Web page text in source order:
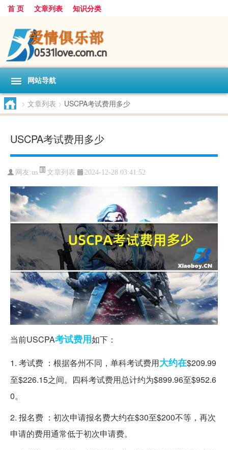
首 页 文章列表 知识分类
网站导航
> 文章列表 > USCPA考试费用多少
USCPA考试费用多少
网友:us 文章列表 2024-12-28 03:41:52
当前USCPA考试费用如下：
1. 考试费 ：根据各州不同，单科考试费用大约在$209.99
至$226.15之间。四科考试费用总计约为$899.96至$952.6
0。
2. 报名费 ：初次申请报名费大约在$30至$200不等，再次
申请的费用通常低于初次申请费。